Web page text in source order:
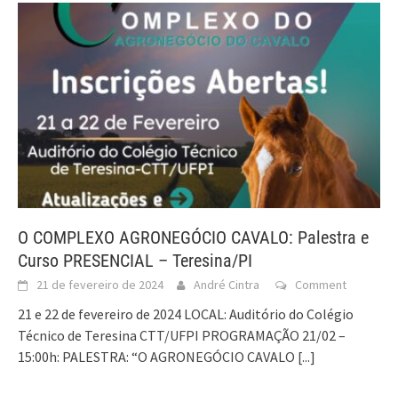
O COMPLEXO AGRONEGÓCIO CAVALO: Palestra e
Curso PRESENCIAL – Teresina/PI
21 de fevereiro de 2024 André Cintra Comment
21 e 22 de fevereiro de 2024 LOCAL: Auditório do Colégio
Técnico de Teresina CTT/UFPI PROGRAMAÇÃO 21/02 –
15:00h: PALESTRA: “O AGRONEGÓCIO CAVALO [...]